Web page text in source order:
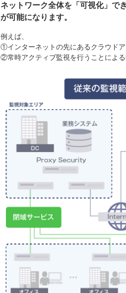
ネットワーク全体を「可視化」で
が可能になります。
例えば、
①インターネットの先にあるクラウド
②常時アクティブ監視を行うことによ